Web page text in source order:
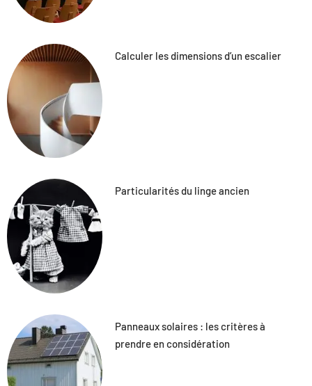
Calculer les dimensions d’un escalier
Particularités du linge ancien
Panneaux solaires : les critères à
prendre en considération